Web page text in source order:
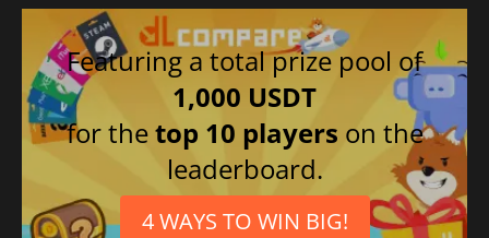
Featuring a total prize pool of
1,000 USDT
for thetop 10 players on the
leaderboard.
4 WAYS TO WIN BIG!